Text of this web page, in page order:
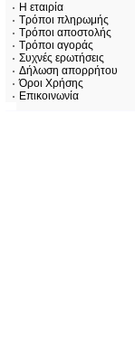
Η εταιρία
Τρόποι πληρωμής
Τρόποι αποστολής
Τρόποι αγοράς
Συχνές ερωτήσεις
Δήλωση απορρήτου
Όροι Χρήσης
Επικοινωνία